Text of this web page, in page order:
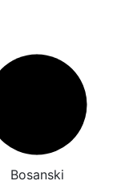
Bosanski